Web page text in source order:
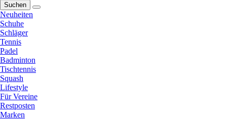
Suchen
Neuheiten
Schuhe
Schläger
Tennis
Padel
Badminton
Tischtennis
Squash
Lifestyle
Für Vereine
Restposten
Marken